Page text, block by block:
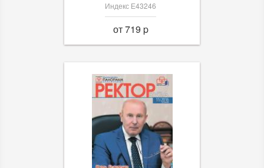
Индекс Е43246
от 719 p